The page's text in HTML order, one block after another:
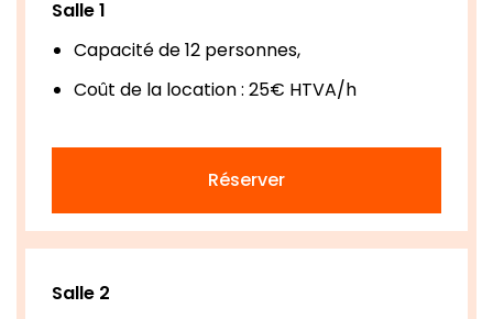
Salle 1
Capacité de 12 personnes,
Coût de la location : 25€ HTVA/h
Réserver
Salle 2